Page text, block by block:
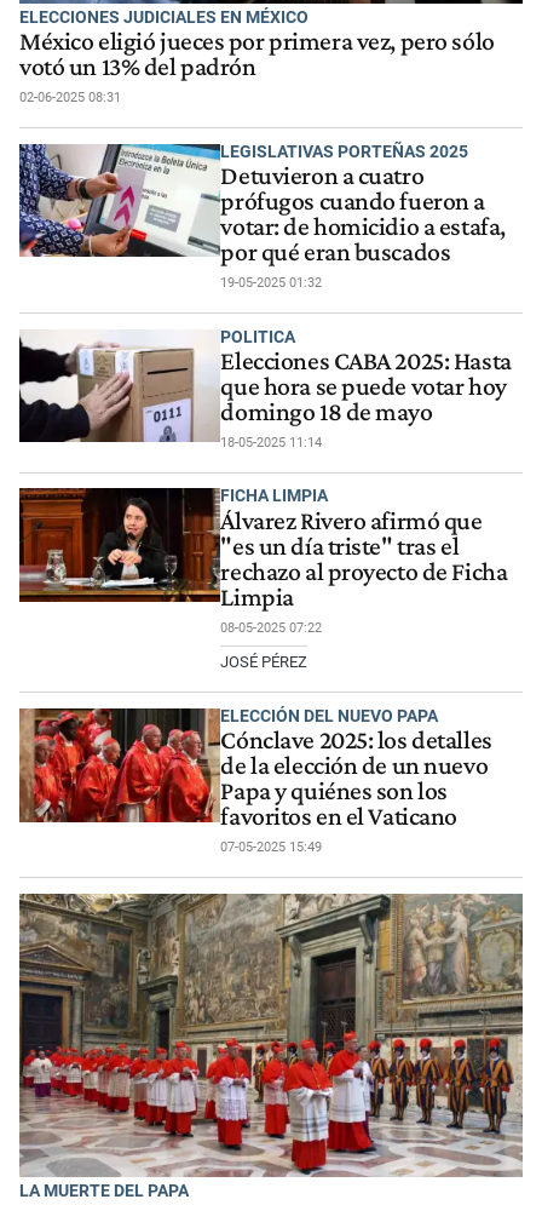
ELECCIONES JUDICIALES EN MÉXICO
México eligió jueces por primera vez, pero sólo
votó un 13% del padrón
02-06-2025 08:31
LEGISLATIVAS PORTEÑAS 2025
Detuvieron a cuatro
prófugos cuando fueron a
votar: de homicidio a estafa,
por qué eran buscados
19-05-2025 01:32
POLITICA
Elecciones CABA 2025: Hasta
que hora se puede votar hoy
domingo 18 de mayo
18-05-2025 11:14
FICHA LIMPIA
Álvarez Rivero afirmó que
"es un día triste" tras el
rechazo al proyecto de Ficha
Limpia
08-05-2025 07:22
JOSÉ PÉREZ
ELECCIÓN DEL NUEVO PAPA
Cónclave 2025: los detalles
de la elección de un nuevo
Papa y quiénes son los
favoritos en el Vaticano
07-05-2025 15:49
LA MUERTE DEL PAPA